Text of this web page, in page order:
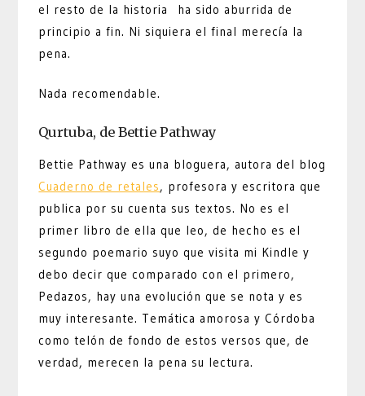
el resto de la historia ha sido aburrida de
principio a fin. Ni siquiera el final merecía la
pena.
Nada recomendable.
Qurtuba, de Bettie Pathway
Bettie Pathway es una bloguera, autora del blog
Cuaderno de retales, profesora y escritora que
publica por su cuenta sus textos. No es el
primer libro de ella que leo, de hecho es el
segundo poemario suyo que visita mi Kindle y
debo decir que comparado con el primero,
Pedazos, hay una evolución que se nota y es
muy interesante. Temática amorosa y Córdoba
como telón de fondo de estos versos que, de
verdad, merecen la pena su lectura.